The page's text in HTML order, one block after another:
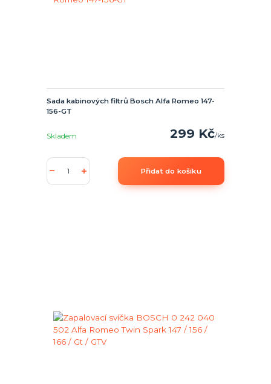
Sada kabinových filtrů Bosch Alfa Romeo 147-
156-GT
299 Kč/ks
Skladem
Přidat do košíku